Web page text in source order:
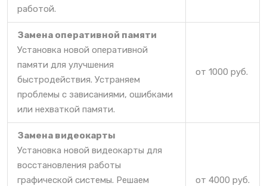
работой.
Замена оперативной памяти
Установка новой оперативной
памяти для улучшения
быстродействия. Устраняем
проблемы с зависаниями, ошибками
или нехваткой памяти.
от 1000 руб.
Замена видеокарты
Установка новой видеокарты для
восстановления работы
графической системы. Решаем
от 4000 руб.